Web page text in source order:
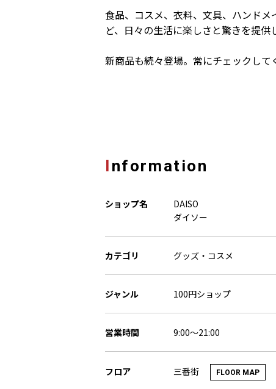
食品、コスメ、衣料、文具、ハンドメ
ど、日々の生活に楽しさと驚きを提供
新商品も続々登場。常にチェックして
Information
ショップ名
DAISO
ダイソー
カテゴリ グッズ・コスメ
ジャンル 100円ショップ
営業時間 9:00～21:00
フロア 三番街 FLOOR MAP